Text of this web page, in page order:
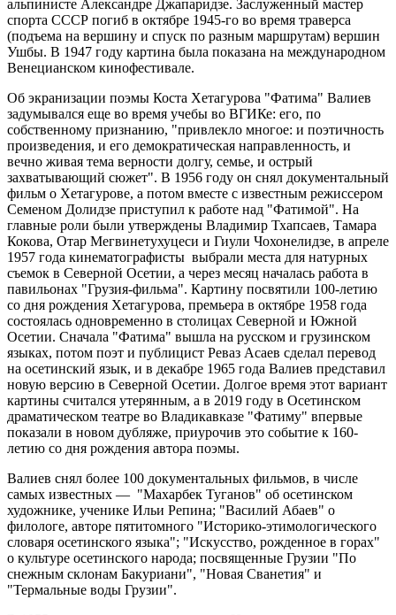
альпинисте Александре Джапаридзе. Заслуженный мастер
спорта СССР погиб в октябре 1945-го во время траверса
(подъема на вершину и спуск по разным маршрутам) вершин
Ушбы. В 1947 году картина была показана на международном
Венецианском кинофестивале.
Об экранизации поэмы Коста Хетагурова "Фатима" Валиев
задумывался еще во время учебы во ВГИКе: его, по
собственному признанию, "привлекло многое: и поэтичность
произведения, и его демократическая направленность, и
вечно живая тема верности долгу, семье, и острый
захватывающий сюжет". В 1956 году он снял документальный
фильм о Хетагурове, а потом вместе с известным режиссером
Семеном Долидзе приступил к работе над "Фатимой". На
главные роли были утверждены Владимир Тхапсаев, Тамара
Кокова, Отар Мегвинетухуцеси и Гиули Чохонелидзе, в апреле
1957 года кинематографисты выбрали места для натурных
съемок в Северной Осетии, а через месяц началась работа в
павильонах "Грузия-фильма". Картину посвятили 100-летию
со дня рождения Хетагурова, премьера в октябре 1958 года
состоялась одновременно в столицах Северной и Южной
Осетии. Сначала "Фатима" вышла на русском и грузинском
языках, потом поэт и публицист Реваз Асаев сделал перевод
на осетинский язык, и в декабре 1965 года Валиев представил
новую версию в Северной Осетии. Долгое время этот вариант
картины считался утерянным, а в 2019 году в Осетинском
драматическом театре во Владикавказе "Фатиму" впервые
показали в новом дубляже, приурочив это событие к 160-
летию со дня рождения автора поэмы.
Валиев снял более 100 документальных фильмов, в числе
самых известных — "Махарбек Туганов" об осетинском
художнике, ученике Ильи Репина; "Василий Абаев" о
филологе, авторе пятитомного "Историко-этимологического
словаря осетинского языка"; "Искусство, рожденное в горах"
о культуре осетинского народа; посвященные Грузии "По
снежным склонам Бакуриани", "Новая Сванетия" и
"Термальные воды Грузии".